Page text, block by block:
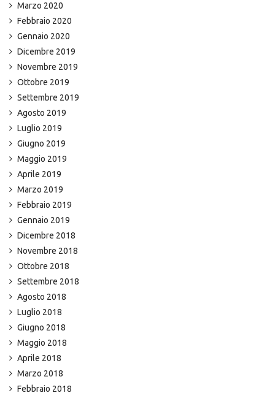
Marzo 2020
Febbraio 2020
Gennaio 2020
Dicembre 2019
Novembre 2019
Ottobre 2019
Settembre 2019
Agosto 2019
Luglio 2019
Giugno 2019
Maggio 2019
Aprile 2019
Marzo 2019
Febbraio 2019
Gennaio 2019
Dicembre 2018
Novembre 2018
Ottobre 2018
Settembre 2018
Agosto 2018
Luglio 2018
Giugno 2018
Maggio 2018
Aprile 2018
Marzo 2018
Febbraio 2018